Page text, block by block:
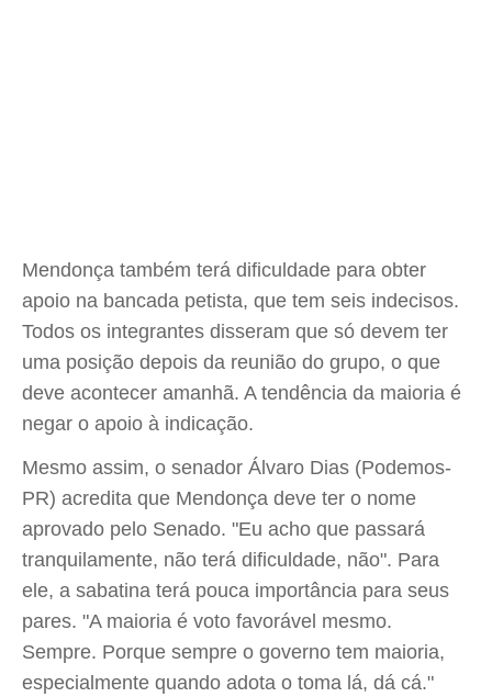
Mendonça também terá dificuldade para obter
apoio na bancada petista, que tem seis indecisos.
Todos os integrantes disseram que só devem ter
uma posição depois da reunião do grupo, o que
deve acontecer amanhã. A tendência da maioria é
negar o apoio à indicação.
Mesmo assim, o senador Álvaro Dias (Podemos-
PR) acredita que Mendonça deve ter o nome
aprovado pelo Senado. "Eu acho que passará
tranquilamente, não terá dificuldade, não". Para
ele, a sabatina terá pouca importância para seus
pares. "A maioria é voto favorável mesmo.
Sempre. Porque sempre o governo tem maioria,
especialmente quando adota o toma lá, dá cá."